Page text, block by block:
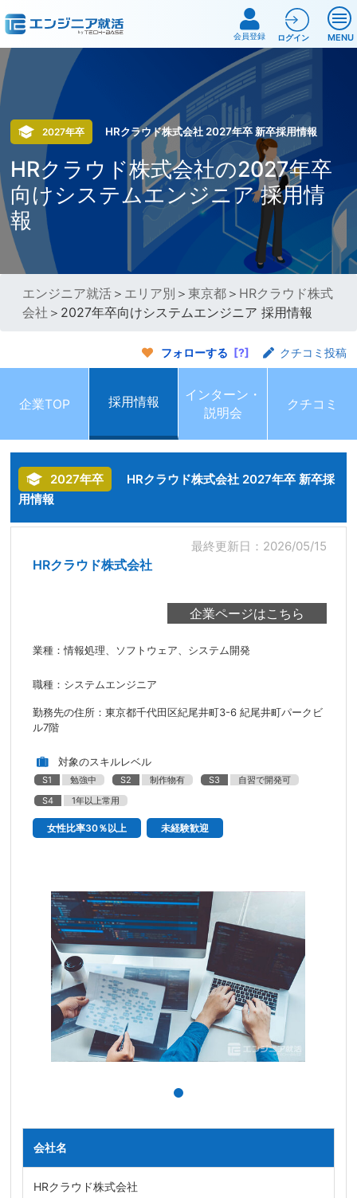
MENU
会員登録 ログイン
2027年卒 HRクラウド株式会社 2027年卒 新卒採用情報
HRクラウド株式会社の2027年卒
向けシステムエンジニア 採用情
報
エンジニア就活 ＞ エリア別 ＞東京都 ＞ HRクラウド株式
会社 ＞2027年卒向けシステムエンジニア 採用情報
フォローする [?] クチコミ投稿
企業TOP 採用情報
インターン・
説明会
クチコミ
2027年卒
HRクラウド株式会社 2027年卒 新卒採
用情報
最終更新日：2026/05/15
HRクラウド株式会社
業種：情報処理、ソフトウェア、システム開発
職種：システムエンジニア
勤務先の住所：東京都千代田区紀尾井町3-6 紀尾井町パークビ
ル7階
対象のスキルレベル
S1 勉強中 S2 制作物有 S3
自習で開発可
S4
1年以上常用
女性比率30％以上 未経験歓迎
会社名
HRクラウド株式会社